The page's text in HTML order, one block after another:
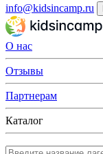
info@kidsincamp.ru
О нас
Отзывы
Партнерам
Каталог